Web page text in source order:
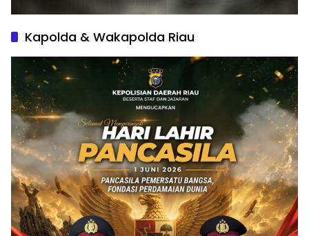
Kapolda & Wakapolda Riau